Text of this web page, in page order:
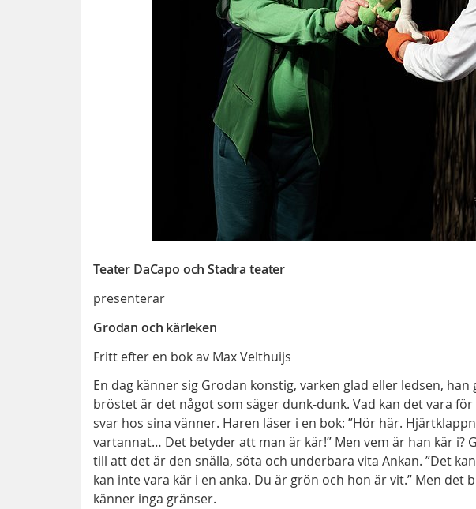
Teater DaCapo och Stadra teater
presenterar
Grodan och kärleken
Fritt efter en bok av Max Velthuijs
En dag känner sig Grodan konstig, varken glad eller ledsen,
bröstet är det något som säger dunk-dunk. Vad kan det vara
svar hos sina vänner. Haren läser i en bok: ”Hör här.
vartannat… Det betyder att man är kär!” Men vem är han kär i?
till att det är den snälla, söta och underbara vita Ankan. ”Det
kan inte vara kär i en anka. Du är grön och hon är vit.” Men det
känner inga gränser.